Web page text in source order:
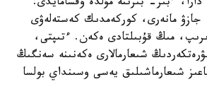
ءبىر- بىرىنە مۇلدە ۇقسامايدى:
جازۋ مانەرى، كوركەمدىك كەستەلەۋى
مىڭ قۇبىلتادى ەكەن. ءتىپتى،
شىعارمالارى ەكەنىنە سەنگىڭ
شىعارماشىلىق يەسى وسىنداي بولسا